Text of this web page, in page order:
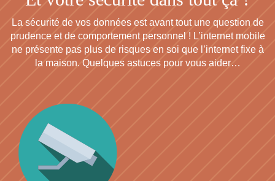
La sécurité de vos données est avant tout une question de
prudence et de comportement personnel ! L’internet mobile
ne présente pas plus de risques en soi que l’internet fixe à
la maison. Quelques astuces pour vous aider…